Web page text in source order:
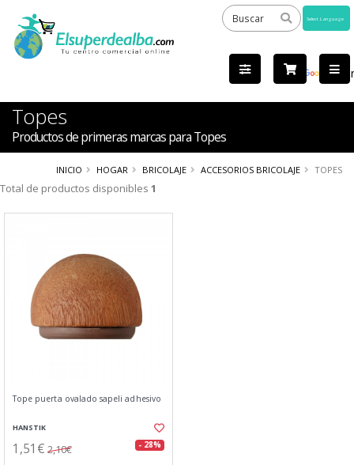
by
Topes
Productos de primeras marcas para Topes
INICIO HOGAR BRICOLAJE ACCESORIOS BRICOLAJE TOPES
Total de productos disponibles 1
Tope puerta ovalado sapeli adhesivo
HANSTIK
1,51€ 2,10€ - 28%